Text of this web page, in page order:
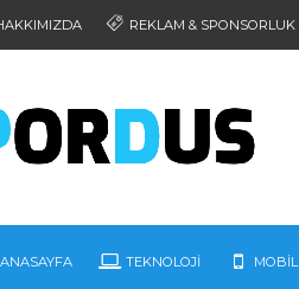
REKLAM & SPONSORLUK
ANASAYFA TEKNOLOJI MOBIL